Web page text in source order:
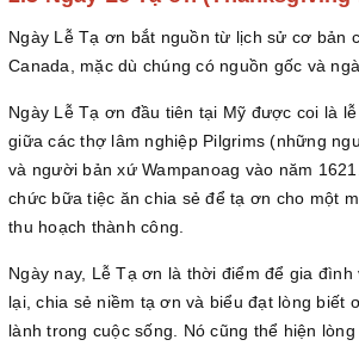
Ngày Lễ Tạ ơn bắt nguồn từ lịch sử cơ bản
Canada, mặc dù chúng có nguồn gốc và
Ngày Lễ Tạ ơn đầu tiên tại Mỹ được coi là
giữa các thợ lâm nghiệp Pilgrims (những
và người bản xứ Wampanoag vào năm
chức bữa tiệc ăn chia sẻ để tạ ơn cho một
thu hoạch thành công.
Ngày nay, Lễ Tạ ơn là thời điểm để gia đình
lại, chia sẻ niềm tạ ơn và biểu đạt lòng biết
lành trong cuộc sống. Nó cũng thể hiện